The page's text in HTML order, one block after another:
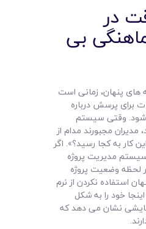
در
بی
های پنهان، زمانی است
برای پرسش درباره
وقتی سیستم
مدیران مجبورند مدام از
کار به کجا رسید؟». اگر
مدیریت پروژه
لحظه وضعیت پروژه
استفاده نکردن از نرم
خود را به شکل
نشان می دهد که